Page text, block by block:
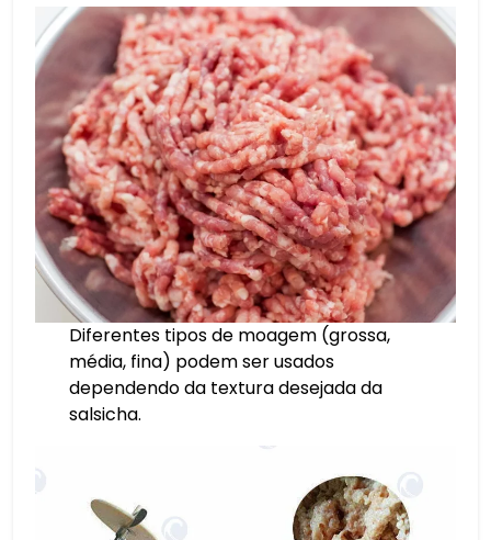
Diferentes tipos de moagem (grossa,
média, fina) podem ser usados
dependendo da textura desejada da
salsicha.